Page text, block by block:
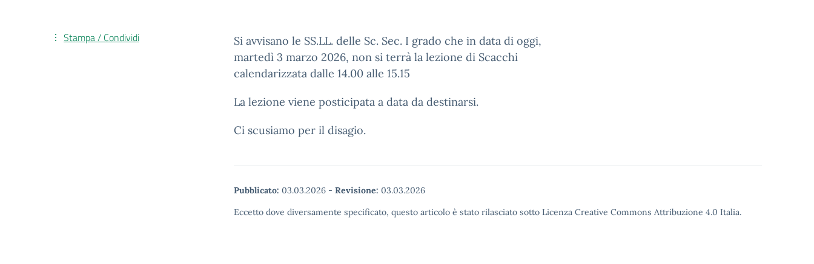
Si avvisano le SS.LL. delle Sc. Sec. I grado che in data di oggi,
martedì 3 marzo 2026, non si terrà la lezione di Scacchi
calendarizzata dalle 14.00 alle 15.15
La lezione viene posticipata a data da destinarsi.
Ci scusiamo per il disagio.
Pubblicato: 03.03.2026 - Revisione: 03.03.2026
Eccetto dove diversamente specificato, questo articolo è stato rilasciato sotto Licenza Creative Commons Attribuzione 4.0 Italia.
Stampa / Condividi